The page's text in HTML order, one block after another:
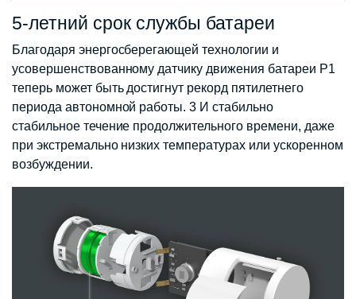
5-летний срок службы батареи
Благодаря энергосберегающей технологии и
усовершенствованному датчику движения батареи P1
теперь может быть достигнут рекорд пятилетнего
периода автономной работы. 3 И стабильно
стабильное течение продолжительного времени, даже
при экстремально низких температурах или ускоренном
возбуждении.